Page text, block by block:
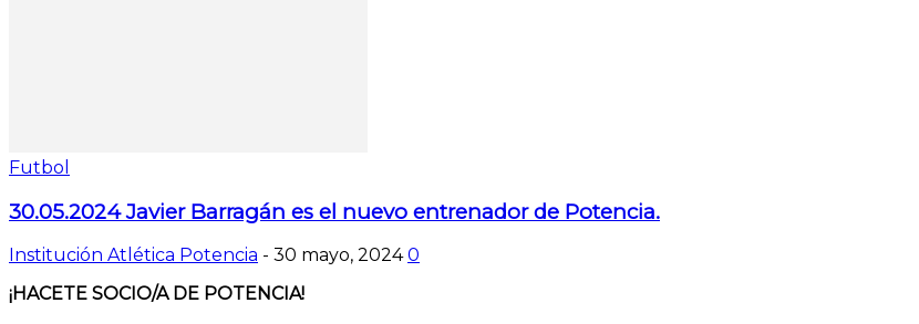
Futbol
30.05.2024 Javier Barragán es el nuevo entrenador de Potencia.
Institución Atlética Potencia - 30 mayo, 2024 0
¡HACETE SOCIO/A DE POTENCIA!